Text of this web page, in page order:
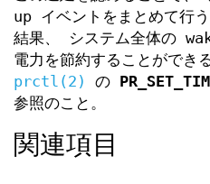
up イベントをまとめて行
結果、 システム全体の
電力を節約することができ
prctl(2)
の
参照のこと。
関連項目